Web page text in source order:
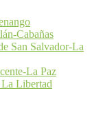
Cabañas
San Salvador-La
La Paz
La Libertad